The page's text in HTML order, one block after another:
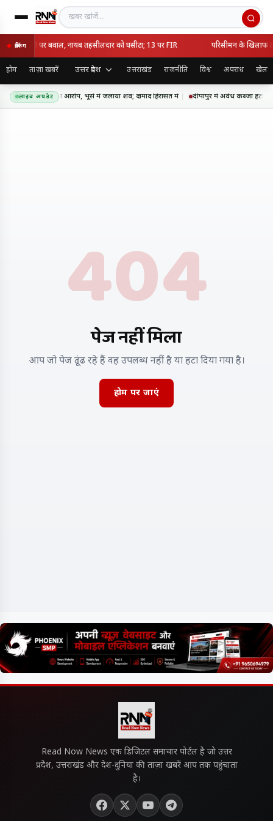
खबर खोजें
ब्रेकिंग
हटाने पर बवाल, नायब तहसीलदार को घसीटा; 13 पर FIR परिसीमन के खिलाफ
होम ताज़ा खबरें उत्तर प्रदेश उत्तराखंड राजनीति विश्व अपराध खेल
लाइव अपडेट
में सास की हत्या का आरोप, भूसे में जलाया शव; दामाद हिरासत में दीपापुर में अवैध कब्जा हटाने
404
पेज नहीं मिला
आप जो पेज ढूंढ रहे हैं वह उपलब्ध नहीं है या हटा दिया गया है।
होम पर जाएं
Read Now News एक डिजिटल समाचार पोर्टल है जो उत्तर
प्रदेश, उत्तराखंड और देश-दुनिया की ताज़ा खबरें आप तक पहुंचाता
है।